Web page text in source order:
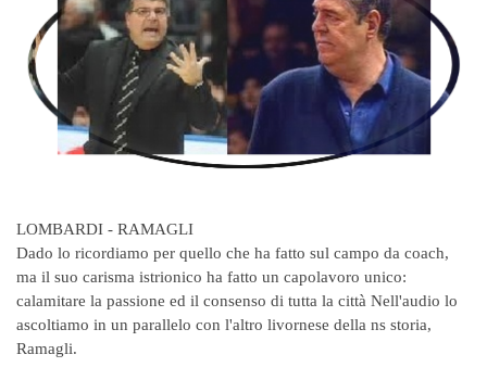
LOMBARDI - RAMAGLI
Dado lo ricordiamo per quello che ha fatto sul campo da coach,
ma il suo carisma istrionico ha fatto un capolavoro unico:
calamitare la passione ed il consenso di tutta la città Nell'audio lo
ascoltiamo in un parallelo con l'altro livornese della ns storia,
Ramagli.